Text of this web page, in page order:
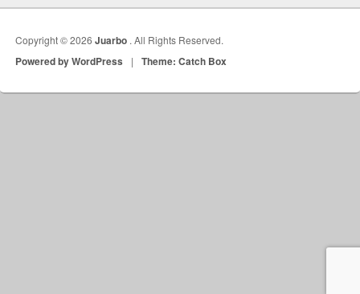
Copyright © 2026Juarbo . All Rights Reserved.
Powered by WordPress | Theme: Catch Box